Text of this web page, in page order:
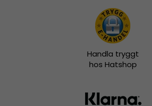
Handla tryggt
hos Hatshop